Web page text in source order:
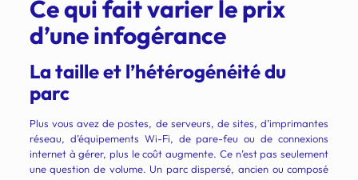
Ce qui fait varier le prix
d’une infogérance
La taille et l’hétérogénéité du
parc
Plus vous avez de postes, de serveurs, de sites, d’imprimantes
réseau, d’équipements Wi-Fi, de pare-feu ou de connexions
internet à gérer, plus le coût augmente. Ce n’est pas seulement
une question de volume. Un parc dispersé, ancien ou composé